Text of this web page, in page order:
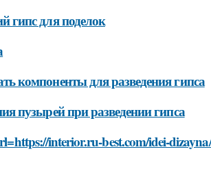
гипс для поделок
компоненты для разведения гипса
пузырей при разведении гипса
interior.ru-best.com/idei-